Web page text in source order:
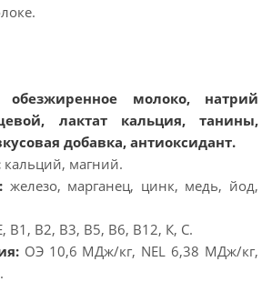
обезжиренное молоко, натрий
лактат кальция, танины,
добавка, антиоксидант.
кальций, магний.
железо, марганец, цинк, медь, йод,
В1, В2, В3, В5, В6, В12, К, С.
ОЭ 10,6 МДж/кг, NEL 6,38 МДж/кг,